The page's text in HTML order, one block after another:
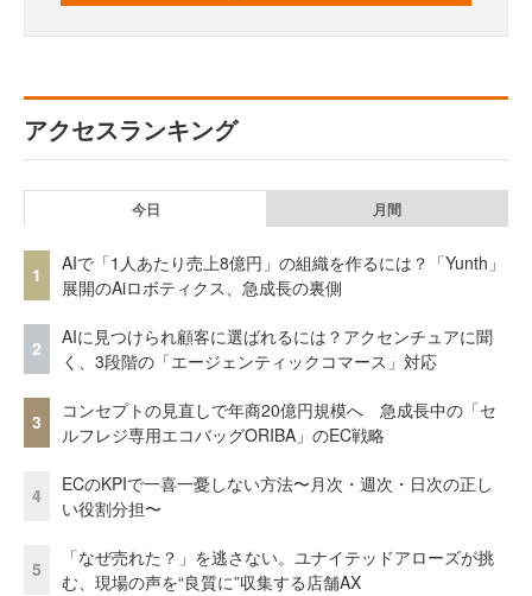
アクセスランキング
今日 月間
1
AIで「1人あたり売上8億円」の組織を作るには？「Yunth」
展開のAiロボティクス、急成長の裏側
2
AIに見つけられ顧客に選ばれるには？アクセンチュアに聞
く、3段階の「エージェンティックコマース」対応
3
コンセプトの見直しで年商20億円規模へ 急成長中の「セ
ルフレジ専用エコバッグORIBA」のEC戦略
4
ECのKPIで一喜一憂しない方法〜月次・週次・日次の正し
い役割分担〜
5
「なぜ売れた？」を逃さない。ユナイテッドアローズが挑
む、現場の声を“良質に”収集する店舗AX